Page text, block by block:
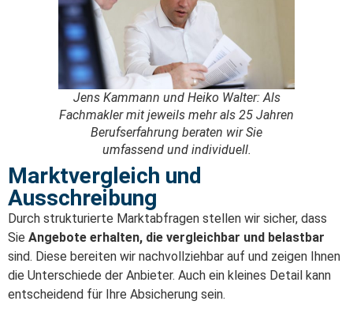
Jens Kammann und Heiko Walter: Als
Fachmakler mit jeweils mehr als 25 Jahren
Berufserfahrung beraten wir Sie
umfassend und individuell.
Marktvergleich und
Ausschreibung
Durch strukturierte Marktabfragen stellen wir sicher, dass
Sie Angebote erhalten, die vergleichbar und belastbar
sind. Diese bereiten wir nachvollziehbar auf und zeigen Ihnen
die Unterschiede der Anbieter. Auch ein kleines Detail kann
entscheidend für Ihre Absicherung sein.